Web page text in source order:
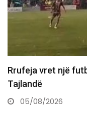
Zhegrova shënon
05/08/2026